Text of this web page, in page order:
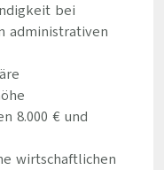
bei
administrativen
8.000 € und
wirtschaftlichen